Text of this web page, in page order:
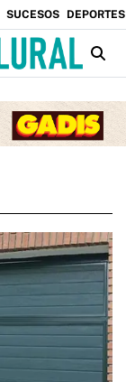
SUCESOS DEPORTES